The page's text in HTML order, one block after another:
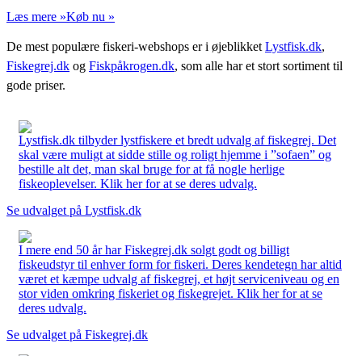
Læs mere »Køb nu »
De mest populære fiskeri-webshops er i øjeblikket Lystfisk.dk,
Fiskegrej.dk og Fiskpåkrogen.dk, som alle har et stort sortiment til
gode priser.
Lystfisk.dk tilbyder lystfiskere et bredt udvalg af fiskegrej. Det
skal være muligt at sidde stille og roligt hjemme i ”sofaen” og
bestille alt det, man skal bruge for at få nogle herlige
fiskeoplevelser. Klik her for at se deres udvalg.
Se udvalget på Lystfisk.dk
I mere end 50 år har Fiskegrej.dk solgt godt og billigt
fiskeudstyr til enhver form for fiskeri. Deres kendetegn har altid
været et kæmpe udvalg af fiskegrej, et højt serviceniveau og en
stor viden omkring fiskeriet og fiskegrejet. Klik her for at se
deres udvalg.
Se udvalget på Fiskegrej.dk